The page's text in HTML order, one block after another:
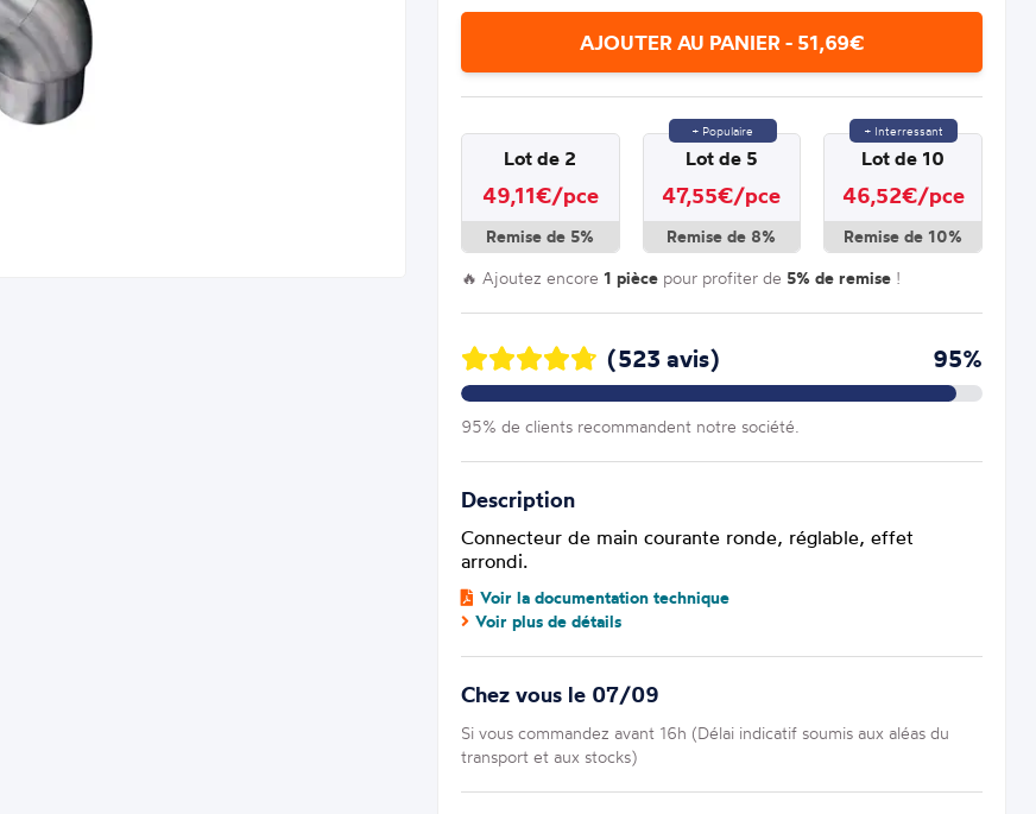
AJOUTER AU PANIER - 51,69€
Lot de 2
49,11€/pce
Remise de 5%
+ Populaire
Lot de 5
47,55€/pce
Remise de 8%
+ Interressant
Lot de 10
46,52€/pce
Remise de 10%
🔥 Ajoutez encore 1 piècepour profiter de 5% de remise!
(523 avis) 95%
95% de clients recommandent notre société.
Description
Connecteur de main courante ronde, réglable, effet
arrondi.
Voir la documentation technique
Voir plus de détails
Chez vous le 07/09
Si vous commandez avant 16h (Délai indicatif soumis aux aléas du
transport et aux stocks)